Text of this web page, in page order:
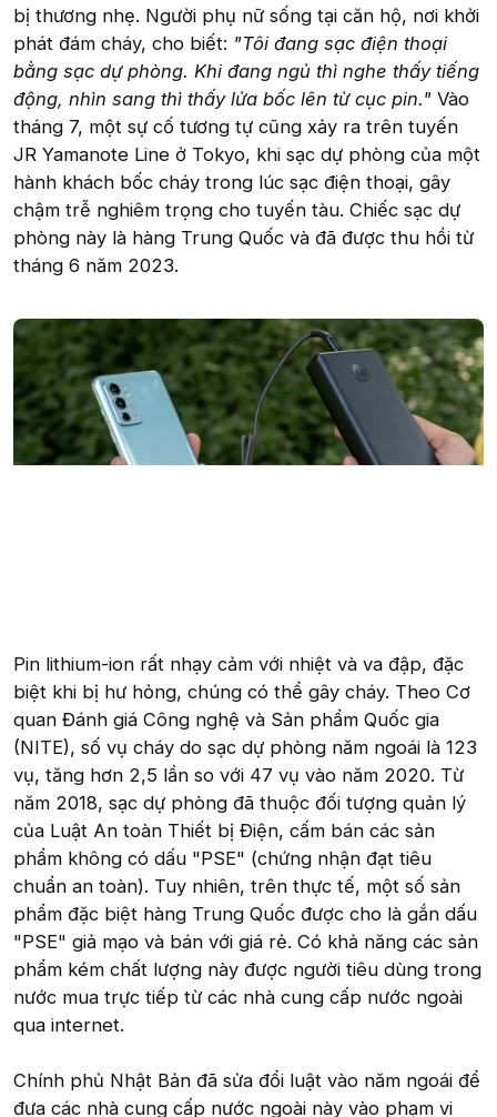
bị thương nhẹ. Người phụ nữ sống tại căn hộ, nơi khởi
phát đám cháy, cho biết: "Tôi đang sạc điện thoại
bằng sạc dự phòng. Khi đang ngủ thì nghe thấy tiếng
động, nhìn sang thì thấy lửa bốc lên từ cục pin." Vào
tháng 7, một sự cố tương tự cũng xảy ra trên tuyến
JR Yamanote Line ở Tokyo, khi sạc dự phòng của một
hành khách bốc cháy trong lúc sạc điện thoại, gây
chậm trễ nghiêm trọng cho tuyến tàu. Chiếc sạc dự
phòng này là hàng Trung Quốc và đã được thu hồi từ
tháng 6 năm 2023.
Pin lithium-ion rất nhạy cảm với nhiệt và va đập, đặc
biệt khi bị hư hỏng, chúng có thể gây cháy. Theo Cơ
quan Đánh giá Công nghệ và Sản phẩm Quốc gia
(NITE), số vụ cháy do sạc dự phòng năm ngoái là 123
vụ, tăng hơn 2,5 lần so với 47 vụ vào năm 2020. Từ
năm 2018, sạc dự phòng đã thuộc đối tượng quản lý
của Luật An toàn Thiết bị Điện, cấm bán các sản
phẩm không có dấu "PSE" (chứng nhận đạt tiêu
chuẩn an toàn). Tuy nhiên, trên thực tế, một số sản
phẩm đặc biệt hàng Trung Quốc được cho là gắn dấu
"PSE" giả mạo và bán với giá rẻ. Có khả năng các sản
phẩm kém chất lượng này được người tiêu dùng trong
nước mua trực tiếp từ các nhà cung cấp nước ngoài
qua internet.
Chính phủ Nhật Bản đã sửa đổi luật vào năm ngoái để
đưa các nhà cung cấp nước ngoài này vào phạm vi